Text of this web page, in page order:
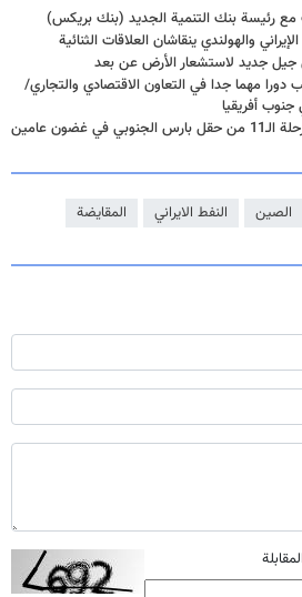
رئيسة بنك التنمية الجديد (بنك بريكس)
والهولندي ينقاشان العلاقات الثنائية
جيل جديد لاستشعار الأرض عن بعد
مهما جدا في التعاون الاقتصادي والتجاري/
أفريقيا
في غضون عامين
الصين النفط الايراني المقايضة